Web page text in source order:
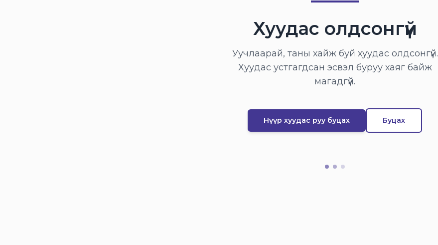
Хуудас олдсонгүй
Уучлаарай, таны хайж буй хуудас олдсонгүй.
Хуудас устгагдсан эсвэл буруу хаяг байж
магадгүй.
Нүүр хуудас руу буцах Буцах